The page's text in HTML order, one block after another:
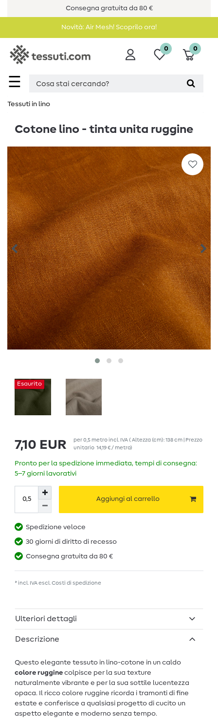
Consegna gratuita da 80 €
Novità: Air Mesh! Scoprilo ora!
☰
0 0
Tessuti in lino
Cotone lino - tinta unita ruggine
Esaurito
7,10 EUR per0,5 metroincl. IVA( Altezza (cm): 138 cm | Prezzo
unitario 14,19 € / metro)
Pronto per la spedizione immediata, tempi di consegna:
5–7 giorni lavorativi
Aggiungi al carrello
Spedizione veloce
30 giorni di diritto di recesso
Consegna gratuita da 80 €
* incl. IVA escl. Costi di spedizione
Ulteriori dettagli
Descrizione
Questo elegante tessuto in lino-cotone in un caldo
colore ruggine colpisce per la sua texture
naturalmente vibrante e per la sua sottile lucentezza
opaca. Il ricco colore ruggine ricorda i tramonti di fine
estate e conferisce a qualsiasi progetto di cucito un
aspetto elegante e moderno senza tempo.